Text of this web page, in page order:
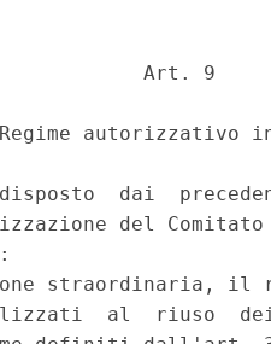
Art. 9
autorizzativo
dai
del
straordinaria, il
al  riuso  dei